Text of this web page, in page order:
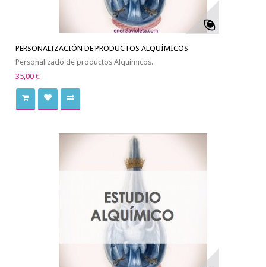
PERSONALIZACIÓN DE PRODUCTOS ALQUÍMICOS
Personalizado de productos Alquímicos.
35,00 €